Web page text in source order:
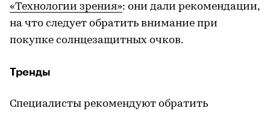
«Технологии зрения»: они дали рекомендации,
на что следует обратить внимание при
покупке солнцезащитных очков.
Тренды
Специалисты рекомендуют обратить